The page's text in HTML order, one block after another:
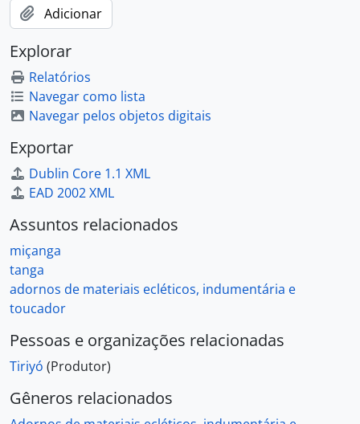
Adicionar
Explorar
Relatórios
Navegar como lista
Navegar pelos objetos digitais
Exportar
Dublin Core 1.1 XML
EAD 2002 XML
Assuntos relacionados
miçanga
tanga
adornos de materiais ecléticos, indumentária e
toucador
Pessoas e organizações relacionadas
Tiriyó (Produtor)
Gêneros relacionados